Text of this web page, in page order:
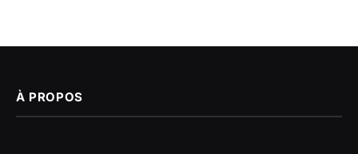
À PROPOS